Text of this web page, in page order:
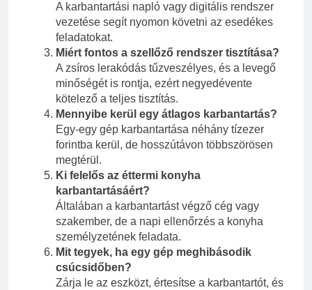
A karbantartási napló vagy digitális rendszer
vezetése segít nyomon követni az esedékes
feladatokat.
Miért fontos a szellőző rendszer tisztítása?
A zsíros lerakódás tűzveszélyes, és a levegő
minőségét is rontja, ezért negyedévente
kötelező a teljes tisztítás.
Mennyibe kerül egy átlagos karbantartás?
Egy-egy gép karbantartása néhány tízezer
forintba kerül, de hosszútávon többszörösen
megtérül.
Ki felelős az éttermi konyha
karbantartásáért?
Általában a karbantartást végző cég vagy
szakember, de a napi ellenőrzés a konyha
személyzetének feladata.
Mit tegyek, ha egy gép meghibásodik
csúcsidőben?
Zárja le az eszközt, értesítse a karbantartót, és